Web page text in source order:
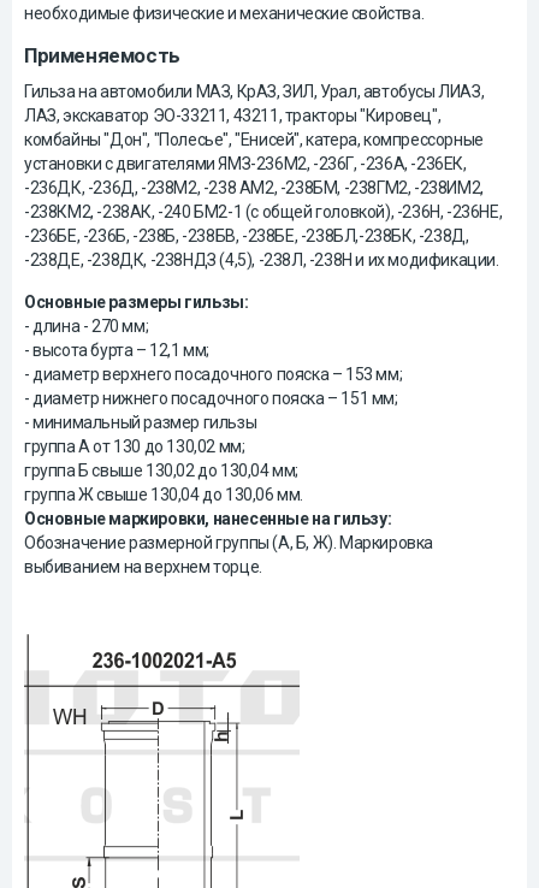
необходимые физические и механические свойства.
Применяемость
Гильза на автомобили МАЗ, КрАЗ, ЗИЛ, Урал, автобусы ЛИАЗ,
ЛАЗ, экскаватор ЭО-33211, 43211, тракторы "Кировец",
комбайны "Дон", "Полесье", "Енисей", катера, компрессорные
установки с двигателями ЯМЗ-236М2, -236Г, -236А, -236ЕК,
-236ДК, -236Д, -238М2, -238 АМ2, -238БМ, -238ГМ2, -238ИМ2,
-238КМ2, -238АК, -240 БМ2-1 (с общей головкой), -236Н, -236НЕ,
-236БЕ, -236Б, -238Б, -238БВ, -238БЕ, -238БЛ,-238БК, -238Д,
-238ДЕ, -238ДК, -238НДЗ (4,5), -238Л, -238Н и их модификации.
Основные размеры гильзы:
- длина - 270 мм;
- высота бурта – 12,1 мм;
- диаметр верхнего посадочного пояска – 153 мм;
- диаметр нижнего посадочного пояска – 151 мм;
- минимальный размер гильзы
группа А от 130 до 130,02 мм;
группа Б свыше 130,02 до 130,04 мм;
группа Ж свыше 130,04 до 130,06 мм.
Основные маркировки, нанесенные на гильзу:
Обозначение размерной группы (А, Б, Ж). Маркировка
выбиванием на верхнем торце.